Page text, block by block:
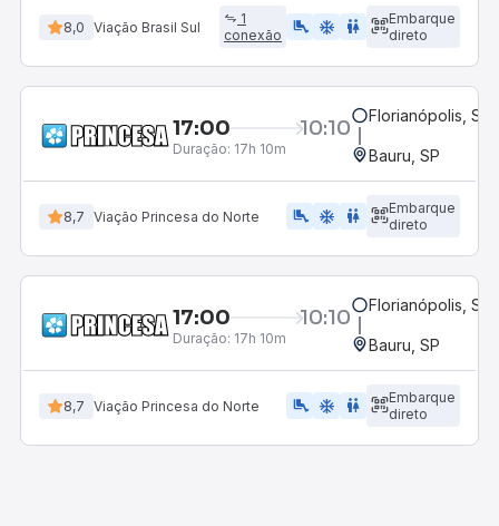
8,0 Viação Brasil Sul
1
conexão
airline_seat_legroom_extra ac_unit WC
Embarque
direto
17:00 10:10
Duração: 17h 10m
Florianópolis, SC
Bauru, SP
8,7 Viação Princesa do Norte airline_seat_legroom_extra ac_unit WC
Embarque
direto
17:00 10:10
Duração: 17h 10m
Florianópolis, SC
Bauru, SP
8,7 Viação Princesa do Norte airline_seat_legroom_extra ac_unit wc
Embarque
direto